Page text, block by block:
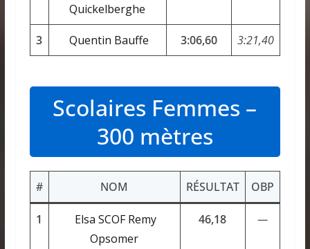
Quickelberghe
3 Quentin Bauffe 3:06,60 3:21,40
Scolaires Femmes –
300 mètres
# NOM RÉSULTAT OBP
1
Elsa SCOF Remy
Opsomer
46,18 —